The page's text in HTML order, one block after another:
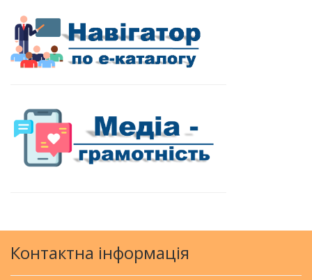
Контактна інформація